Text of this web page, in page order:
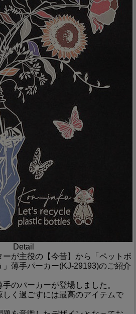
Detail
が主役の【今昔】から「ペットボ
」薄手パーカー(KJ-29193)のご紹介
のパーカーが登場しました。
く過ごすには最高のアイテムで